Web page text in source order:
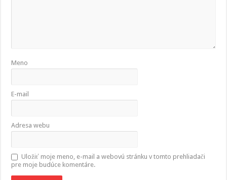
Meno
E-mail
Adresa webu
Uložiť moje meno, e-mail a webovú stránku v tomto prehliadači
pre moje budúce komentáre.